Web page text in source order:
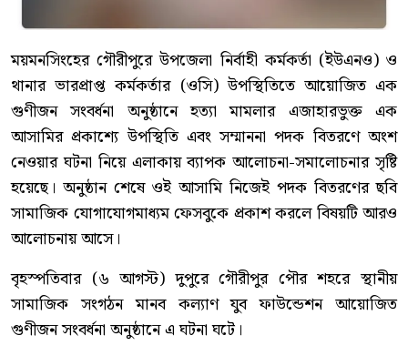
ময়মনসিংহের গৌরীপুরে উপজেলা নির্বাহী কর্মকর্তা (ইউএনও) ও
থানার ভারপ্রাপ্ত কর্মকর্তার (ওসি) উপস্থিতিতে আয়োজিত এক
গুণীজন সংবর্ধনা অনুষ্ঠানে হত্যা মামলার এজাহারভুক্ত এক
আসামির প্রকাশ্যে উপস্থিতি এবং সম্মাননা পদক বিতরণে অংশ
নেওয়ার ঘটনা নিয়ে এলাকায় ব্যাপক আলোচনা-সমালোচনার সৃষ্টি
হয়েছে। অনুষ্ঠান শেষে ওই আসামি নিজেই পদক বিতরণের ছবি
সামাজিক যোগাযোগমাধ্যম ফেসবুকে প্রকাশ করলে বিষয়টি আরও
আলোচনায় আসে।
বৃহস্পতিবার (৬ আগস্ট) দুপুরে গৌরীপুর পৌর শহরে স্থানীয়
সামাজিক সংগঠন মানব কল্যাণ যুব ফাউন্ডেশন আয়োজিত
গুণীজন সংবর্ধনা অনুষ্ঠানে এ ঘটনা ঘটে।